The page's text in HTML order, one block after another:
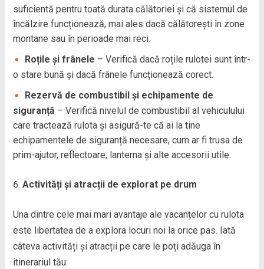
suficientă pentru toată durata călătoriei și că sistemul de
încălzire funcționează, mai ales dacă călătorești în zone
montane sau în perioade mai reci.
Roțile și frânele – Verifică dacă roțile rulotei sunt într-
o stare bună și dacă frânele funcționează corect.
Rezervă de combustibil și echipamente de
siguranță – Verifică nivelul de combustibil al vehiculului
care tractează rulota și asigură-te că ai la tine
echipamentele de siguranță necesare, cum ar fi trusa de
prim-ajutor, reflectoare, lanterna și alte accesorii utile.
Activități și atracții de explorat pe drum
Una dintre cele mai mari avantaje ale vacanțelor cu rulota
este libertatea de a explora locuri noi la orice pas. Iată
câteva activități și atracții pe care le poți adăuga în
itinerariul tău: